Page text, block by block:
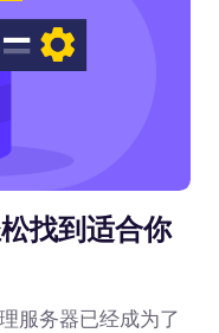
找到适合你
服务器已经成为了